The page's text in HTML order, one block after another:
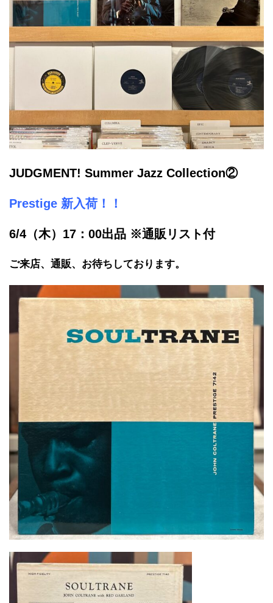
JUDGMENT! Summer Jazz Collection②
Prestige 新入荷！！
6/4（木）17：00出品 ※通販リスト付
ご来店、通販、お待ちしております。